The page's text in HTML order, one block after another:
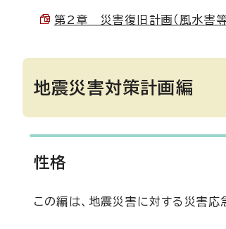
第2章 災害復旧計画（風水害
地震災害対策計画編
性格
この編は、地震災害に対する災害